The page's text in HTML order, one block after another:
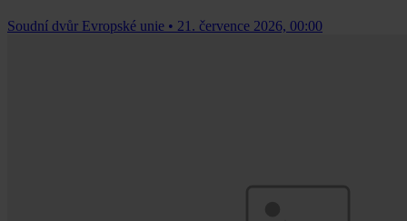
Soudní dvůr Evropské unie • 21. července 2026, 00:00